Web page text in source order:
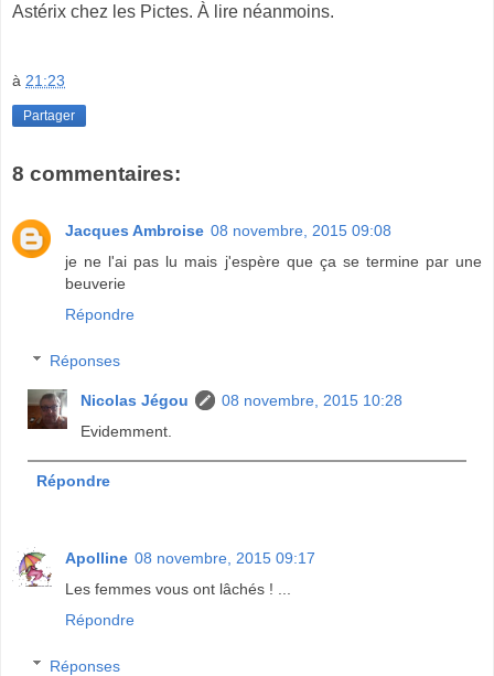
Astérix chez les Pictes. À lire néanmoins.
à 21:23
Partager
8 commentaires:
Jacques Ambroise 08 novembre, 2015 09:08
je ne l'ai pas lu mais j'espère que ça se termine par une
beuverie
Répondre
Réponses
Nicolas Jégou
08 novembre, 2015 10:28
Evidemment.
Répondre
Apolline 08 novembre, 2015 09:17
Les femmes vous ont lâchés ! ...
Répondre
Réponses